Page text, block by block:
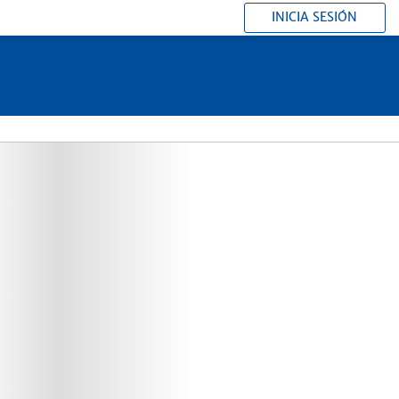
INICIA SESIÓN